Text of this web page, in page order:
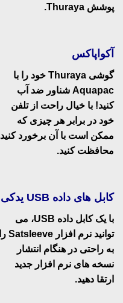
پوشش Thuraya.
آکواپاکس
گوشی Thuraya خود را با
Aquapac شناور ضد آب
کنید! با خیال راحت از تلفن
خود در برابر هر چیزی که
ممکن است با آن برخورد کنید
محافظت کنید.
کابل های داده USB یدکی
با یک کابل داده USB، می
توانید نرم افزار Satsleeve را
به راحتی در هنگام انتشار
نسخه های نرم افزار جدید
ارتقا دهید.